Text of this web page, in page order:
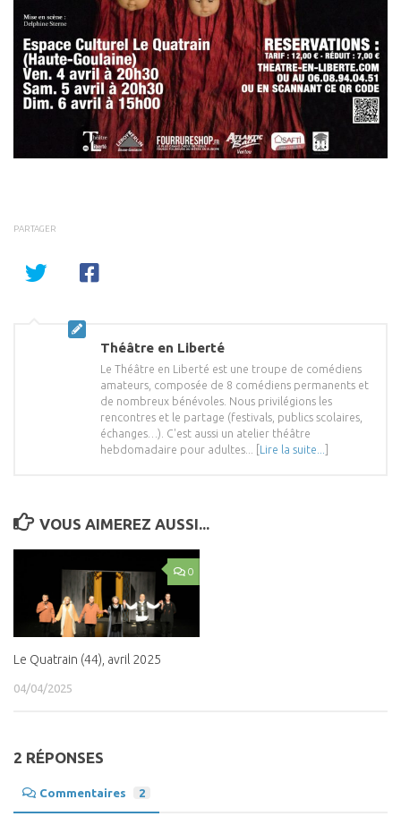
PARTAGER
Théâtre en Liberté
Le Théâtre en Liberté est une troupe de comédiens
amateurs, composée de 8 comédiens permanents et
de nombreux bénévoles. Nous privilégions les
rencontres et le partage (festivals, publics scolaires,
échanges…). C'est aussi un atelier théâtre
hebdomadaire pour adultes... [
Lire la suite...
VOUS AIMEREZ AUSSI...
0
Le Quatrain (44), avril 2025
04/04/2025
2 RÉPONSES
Commentaires 2